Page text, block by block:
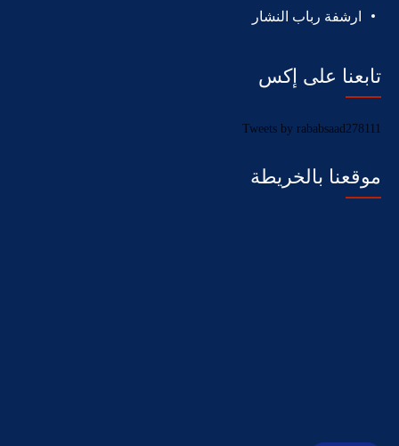
ارشفة رباب النشار
تابعنا على إكس
Tweets by rababsaad278111
موقعنا بالخريطة